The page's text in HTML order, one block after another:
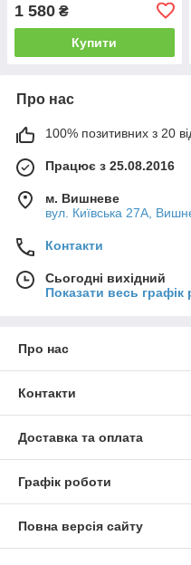
1 580 ₴
Купити
Про нас
100% позитивних з 20
Працює з 25.08.2016
м. Вишневе
вул. Київська 27А,
Контакти
Сьогодні вихідний
Показати весь графік
Про нас
Контакти
Доставка та оплата
Графік роботи
Повна версія сайту